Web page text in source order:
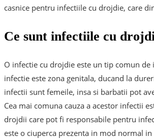
casnice pentru infectiile cu drojdie, care
Ce sunt infectiile cu
O infectie cu drojdie este un tip comun
infectie este zona genitala, ducand la
infectii sunt femeile, insa si barbatii pot
Cea mai comuna cauza a acestor infectii
drojdii care pot fi responsabile pentru
este o ciuperca prezenta in mod normal